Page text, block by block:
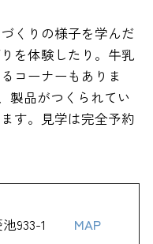
くりの様子を学んだ
を体験したり。牛乳
コーナーもありま
製品がつくられてい
す。見学は完全予約
933-1
MAP